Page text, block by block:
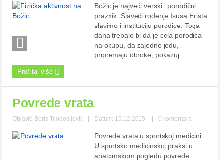
Božić je najveći verski i porodični
praznik. Slaveći rođenje Isusa Hrista
slavimo i instituciju porodice. Toga
dana trebalo bi da je cela porodica
na okupu, da zajedno jedu,
pripremaju obroke, pokazuj ...
Pročitaj više
Povrede vrata
Objavio Boris Teodosijević Datum: 19.12.2015. 0 komentara
Povrede vrata u sportskoj medicini
U sportsko medicinskoj praksi u
anatomskom pogledu povrede